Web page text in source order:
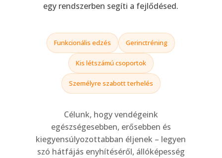
egy rendszerben segíti a fejlődésed.
Funkcionális edzés Gerinctréning
Kis létszámú csoportok
Személyre szabott terhelés
Célunk, hogy vendégeink
egészségesebben, erősebben és
kiegyensúlyozottabban éljenek – legyen
szó hátfájás enyhítéséről, állóképesség